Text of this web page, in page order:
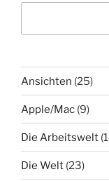
Ansichten (25)
Apple/Mac (9)
Die Arbeitswelt
Die Welt (23)